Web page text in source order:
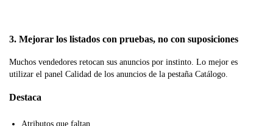
3. Mejorar los listados con pruebas, no con suposiciones
Muchos vendedores retocan sus anuncios por instinto. Lo mejor es
utilizar el panel Calidad de los anuncios de la pestaña Catálogo.
Destaca
Atributos que faltan